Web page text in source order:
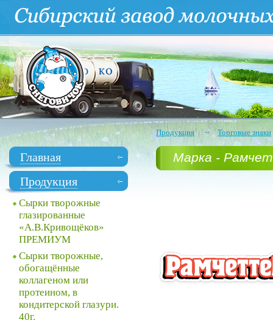
Продукция Торговые знаки
Марка -
Главная
Продукция
Сырки творожные
глазированные
«А.В.Кривощёков»
ПРЕМИУМ
Сырки творожные,
обогащённые
коллагеном или
протеином, в
кондитерской глазури.
40г.